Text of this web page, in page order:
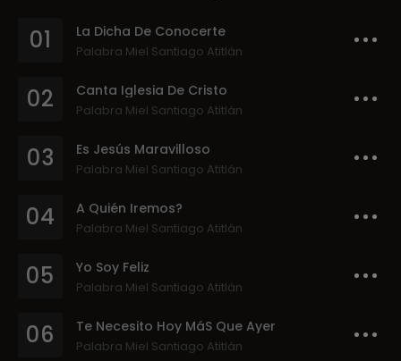
01 La Dicha De Conocerte
Palabra Miel Santiago Atitlán
02 Canta Iglesia De Cristo
Palabra Miel Santiago Atitlán
03 Es Jesús Maravilloso
Palabra Miel Santiago Atitlán
04 A Quién Iremos?
Palabra Miel Santiago Atitlán
05 Yo Soy Feliz
Palabra Miel Santiago Atitlán
06 Te Necesito Hoy MáS Que Ayer
Palabra Miel Santiago Atitlán